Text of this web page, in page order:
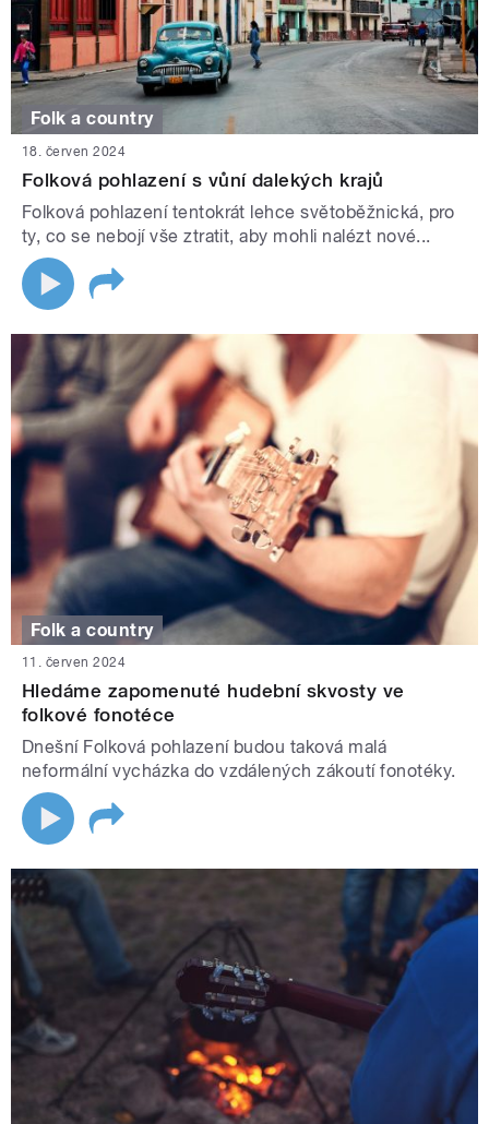
Folk a country
18. červen 2024
Folková pohlazení s vůní dalekých krajů
Folková pohlazení tentokrát lehce světoběžnická, pro
ty, co se nebojí vše ztratit, aby mohli nalézt nové...
Folk a country
11. červen 2024
Hledáme zapomenuté hudební skvosty ve
folkové fonotéce
Dnešní Folková pohlazení budou taková malá
neformální vycházka do vzdálených zákoutí fonotéky.